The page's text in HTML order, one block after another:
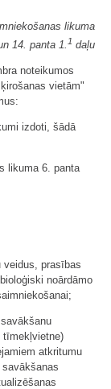
likuma
14. panta 1. 1 daļu
noteikumos
vietām"
izdoti, šādā
likuma 6. panta
veidus, prasības
noārdāmo
tīmekļvietne)
atkritumu